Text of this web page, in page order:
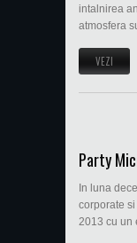
intalnirea
atmosfera
VEZI
Party
In luna
corporate
2013 cu un